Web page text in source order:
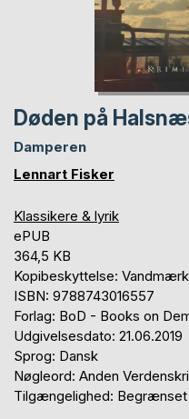
Døden på
Damperen
Lennart Fisker
Klassikere & lyrik
ePUB
364,5 KB
Kopibeskyttelse:
ISBN: 9788743016557
Forlag: BoD - Books on
Udgivelsesdato: 21.06.2019
Sprog: Dansk
Nøgleord: Anden
Tilgængelighed: